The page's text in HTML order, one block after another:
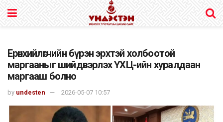
Ерөнхийлөгчийн бүрэн эрхтэй холбоотой
маргааныг шийдвэрлэх ҮХЦ-ийн хуралдаан
маргааш болно
by undesten 2026-05-07 10:57